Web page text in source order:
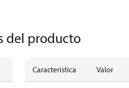
del producto
Característica Valor